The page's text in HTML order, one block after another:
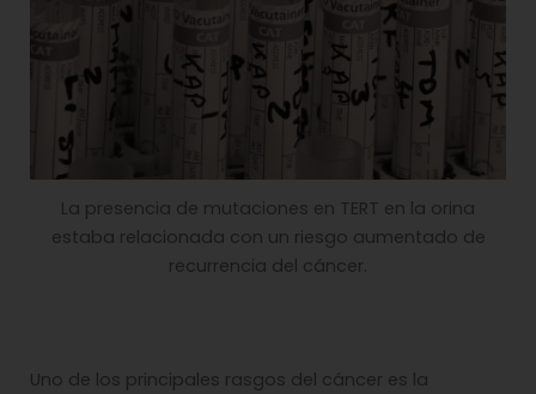
La presencia de mutaciones en TERT en la orina
estaba relacionada con un riesgo aumentado de
recurrencia del cáncer.
Uno de los principales rasgos del cáncer es la